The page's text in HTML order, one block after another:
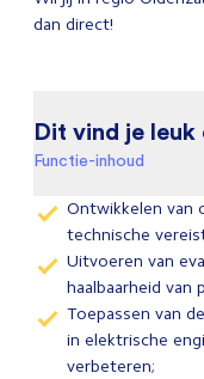
dan direct!
Dit vind je leuk
Functie-inhoud
Ontwikkelen van
technische
Uitvoeren van
haalbaarheid
Toepassen van
in elektrische
verbeteren;